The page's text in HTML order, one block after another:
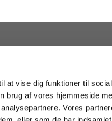
at vise dig funktioner til
brug af vores hjemmeside
Vores
helligkorskirke 35